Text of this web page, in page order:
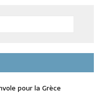
pour la Grèce